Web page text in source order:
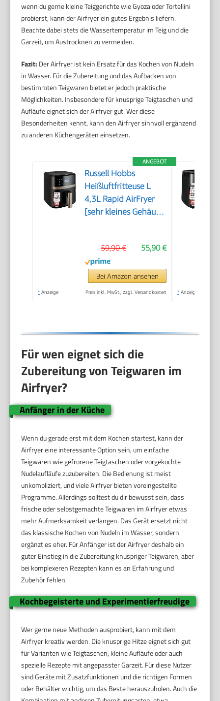
wenn du gerne kleine Teiggerichte wie Gyoza oder Tortellini
probierst, kann der Airfryer ein gutes Ergebnis liefern.
Beachte dabei stets die Wassertemperatur im Teig und die
Garzeit, um Austrocknen zu vermeiden.
Fazit: Der Airfryer ist kein Ersatz für das Kochen von Nudeln
in Wasser. Für die Zubereitung und das Aufbacken von
bestimmten Teigwaren bietet er jedoch praktische
Möglichkeiten. Insbesondere für knusprige Teigtaschen und
Aufläufe eignet sich der Airfryer gut. Wer diese
Besonderheiten kennt, kann den Airfryer sinnvoll ergänzend
zu anderen Küchengeräten einsetzen.
ANGEBOT
Russell Hobbs
Heißluftfritteuse L
4,3L Rapid AirFryer
[sehr kleines Gehäuse,
(spülmaschinenfest,
Fritteuse ohne Öl,
TouchScreen, Grillen,
Backen, Braten etc)
55,90 €
59,90 €
Bei Amazon ansehen
* Anzeige Preis inkl. MwSt., zzgl. Versandkosten * Anzeige
Für wen eignet sich die
Zubereitung von Teigwaren im
Airfryer?
Anfänger in der Küche
Wenn du gerade erst mit dem Kochen startest, kann der
Airfryer eine interessante Option sein, um einfache
Teigwaren wie gefrorene Teigtaschen oder vorgekochte
Nudelaufläufe zuzubereiten. Die Bedienung ist meist
unkompliziert, und viele Airfryer bieten voreingestellte
Programme. Allerdings solltest du dir bewusst sein, dass
frische oder selbstgemachte Teigwaren im Airfryer etwas
mehr Aufmerksamkeit verlangen. Das Gerät ersetzt nicht
das klassische Kochen von Nudeln im Wasser, sondern
ergänzt es eher. Für Anfänger ist der Airfryer deshalb ein
guter Einstieg in die Zubereitung knuspriger Teigwaren, aber
bei komplexeren Rezepten kann es an Erfahrung und
Zubehör fehlen.
Kochbegeisterte und Experimentierfreudige
Wer gerne neue Methoden ausprobiert, kann mit dem
Airfryer kreativ werden. Die knusprige Hitze eignet sich gut
für Varianten wie Teigtaschen, kleine Aufläufe oder auch
spezielle Rezepte mit angepasster Garzeit. Für diese Nutzer
sind Geräte mit Zusatzfunktionen und die richtigen Formen
oder Behälter wichtig, um das Beste herauszuholen. Auch die